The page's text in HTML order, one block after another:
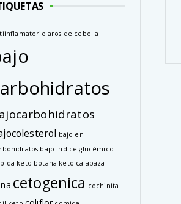
aros de cebolla
bajo en
bajo indice glucémico
keto botana keto calabaza
cetogenica cochinita